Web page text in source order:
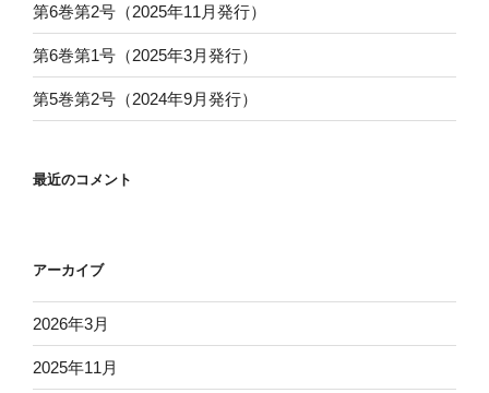
第6巻第2号（2025年11月発行）
第6巻第1号（2025年3月発行）
第5巻第2号（2024年9月発行）
最近のコメント
アーカイブ
2026年3月
2025年11月